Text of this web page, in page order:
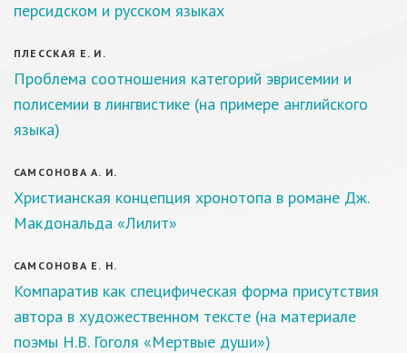
персидском и русском языках
ПЛЕССКАЯ Е. И.
Проблема соотношения категорий эврисемии и
полисемии в лингвистике (на примере английского
языка)
САМСОНОВА А. И.
Христианская концепция хронотопа в романе Дж.
Макдональда «Лилит»
САМСОНОВА Е. Н.
Компаратив как специфическая форма присутствия
автора в художественном тексте (на материале
поэмы Н.В. Гоголя «Мертвые души»)